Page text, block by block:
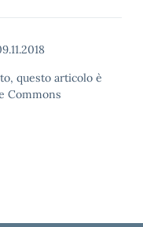
questo articolo è
Commons